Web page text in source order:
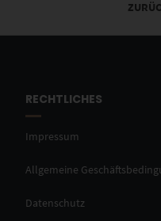
RECHTLICHES
Impressum
Allgemeine
Datenschutz